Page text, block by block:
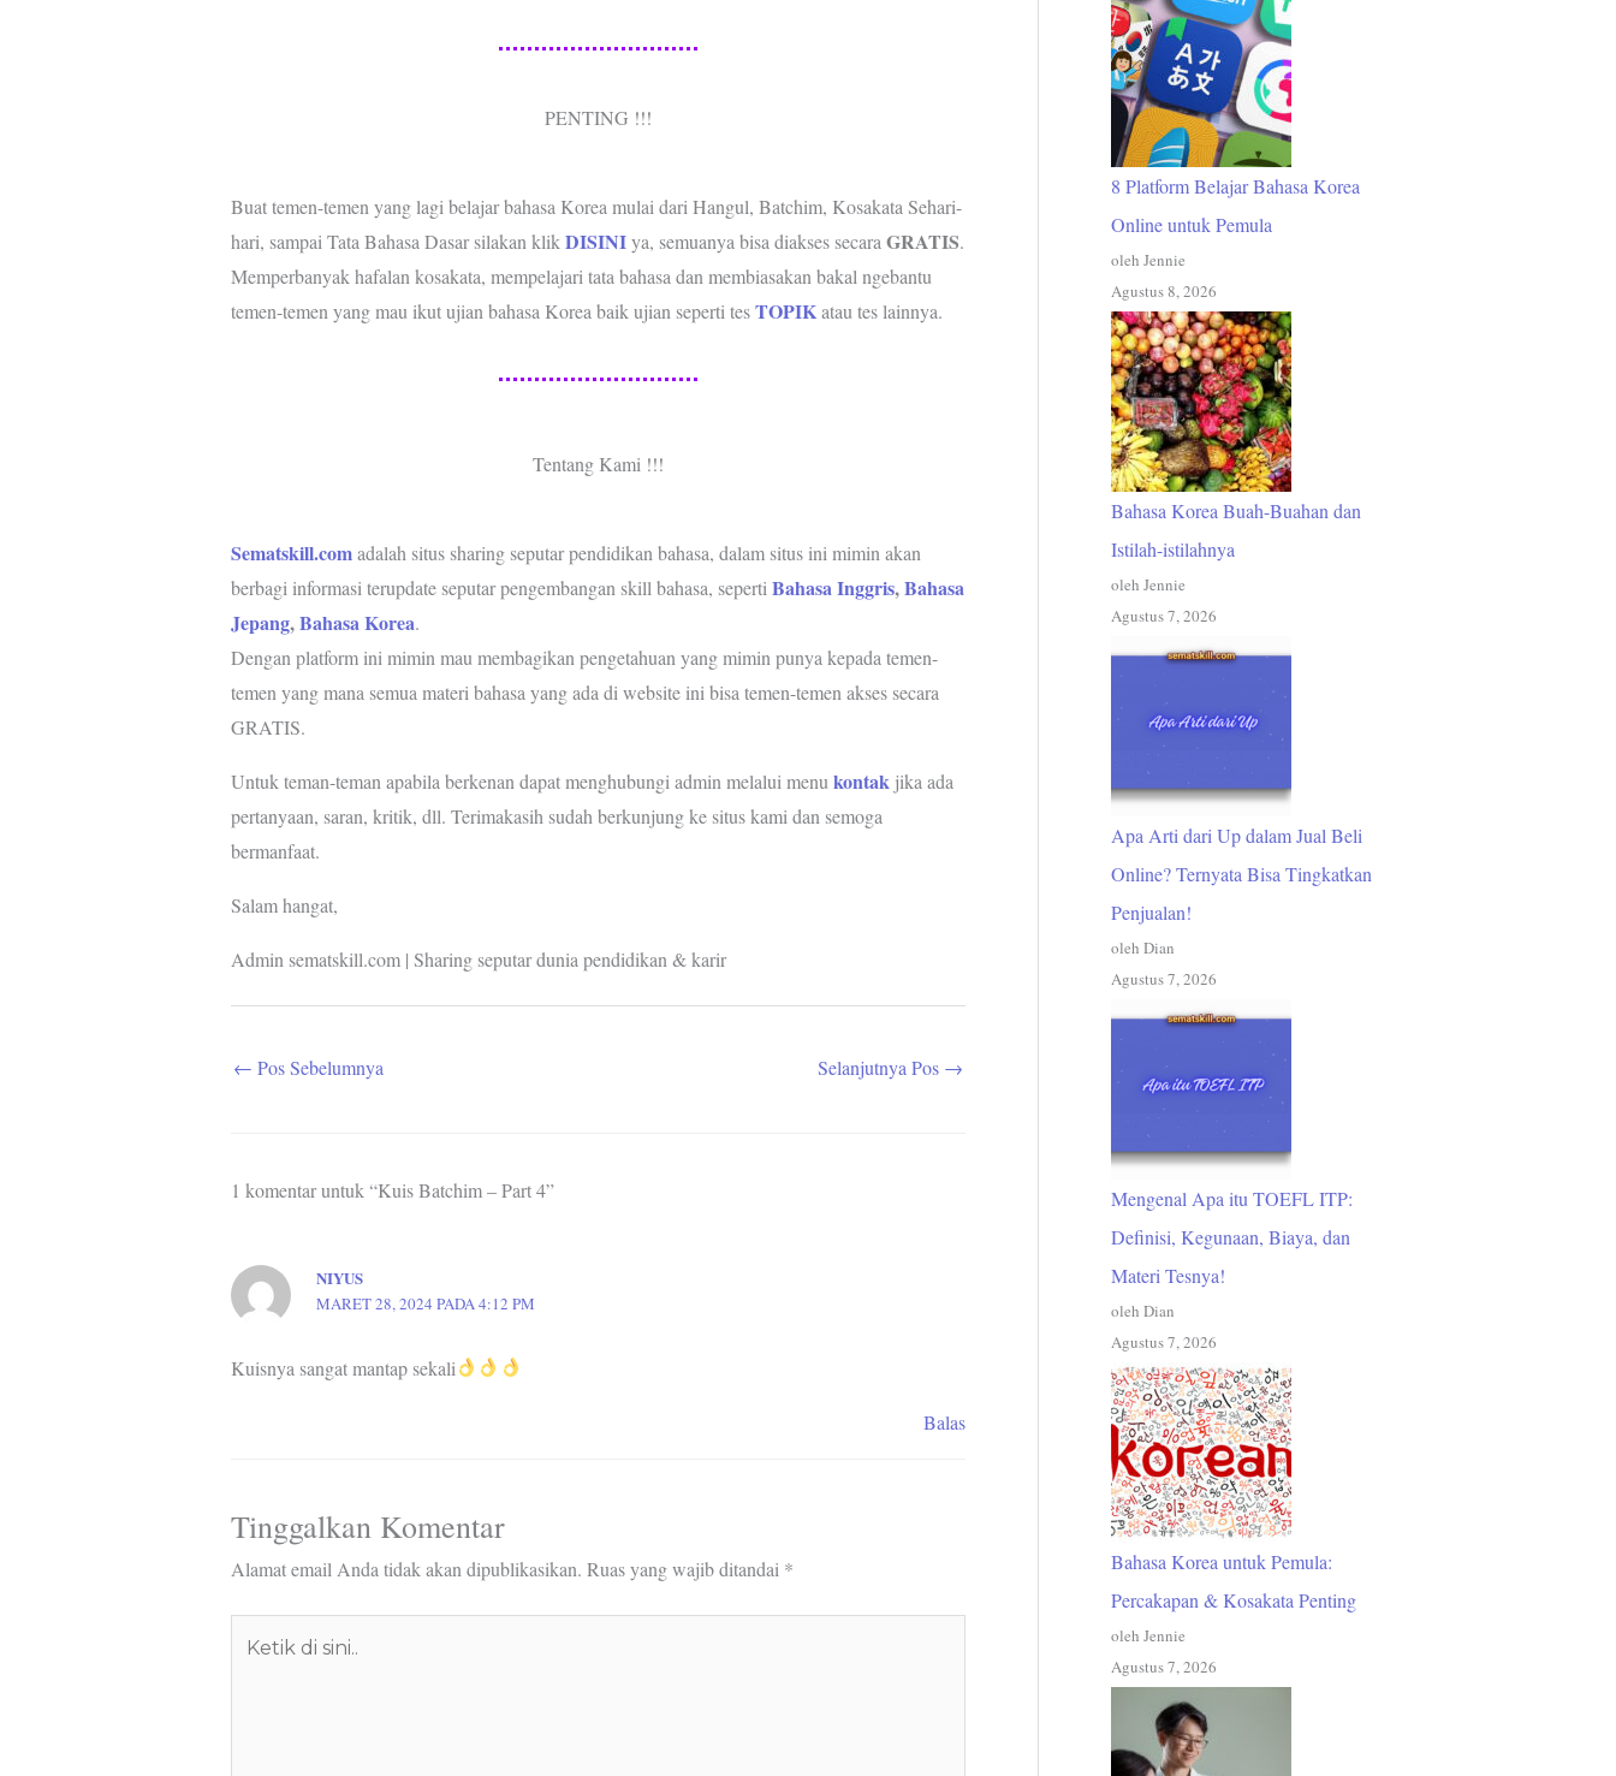
PENTING !!!
Buat temen-temen yang lagi belajar bahasa Korea mulai dari Hangul, Batchim, Kosakata Sehari-
hari, sampai Tata Bahasa Dasar silakan klikDISINIya, semuanya bisa diakses secara GRATIS.
Memperbanyak hafalan kosakata, mempelajari tata bahasa dan membiasakan bakal ngebantu
temen-temen yang mau ikut ujian bahasa Korea baik ujian seperti tesTOPIKatau tes lainnya.
Tentang Kami !!!
Sematskill.comadalah situs sharing seputar pendidikan bahasa, dalam situs ini mimin akan
berbagi informasi terupdate seputar pengembangan skill bahasa, seperti Bahasa Inggris,Bahasa
Jepang,Bahasa Korea.
Dengan platform ini mimin mau membagikan pengetahuan yang mimin punya kepada temen-
temen yang mana semua materi bahasa yang ada di website ini bisa temen-temen akses secara
GRATIS.
Untuk teman-teman apabila berkenan dapat menghubungi admin melalui menu kontak jika ada
pertanyaan, saran, kritik, dll. Terimakasih sudah berkunjung ke situs kami dan semoga
bermanfaat.
Salam hangat,
Admin sematskill.com | Sharing seputar dunia pendidikan & karir
← Pos Sebelumnya Selanjutnya Pos →
1 komentar untuk “Kuis Batchim – Part 4”
NIYUS
MARET 28, 2024 PADA 4:12 PM
Kuisnya sangat mantap sekali
Balas
Tinggalkan Komentar
Alamat email Anda tidak akan dipublikasikan. Ruas yang wajib ditandai *
8 Platform Belajar Bahasa Korea
Online untuk Pemula
oleh Jennie
Agustus 8, 2026
Bahasa Korea Buah-Buahan dan
Istilah-istilahnya
oleh Jennie
Agustus 7, 2026
Apa Arti dari Up dalam Jual Beli
Online? Ternyata Bisa Tingkatkan
Penjualan!
oleh Dian
Agustus 7, 2026
Mengenal Apa itu TOEFL ITP:
Definisi, Kegunaan, Biaya, dan
Materi Tesnya!
oleh Dian
Agustus 7, 2026
Bahasa Korea untuk Pemula:
Percakapan & Kosakata Penting
oleh Jennie
Agustus 7, 2026